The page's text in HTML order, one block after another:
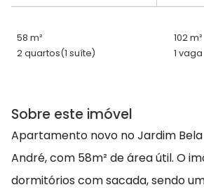
58 m²
102 m²
2 quartos(1 suíte) 1 vaga
Sobre este imóvel
Apartamento novo no Jardim
André, com 58m² de área útil. O
dormitórios com sacada, sendo